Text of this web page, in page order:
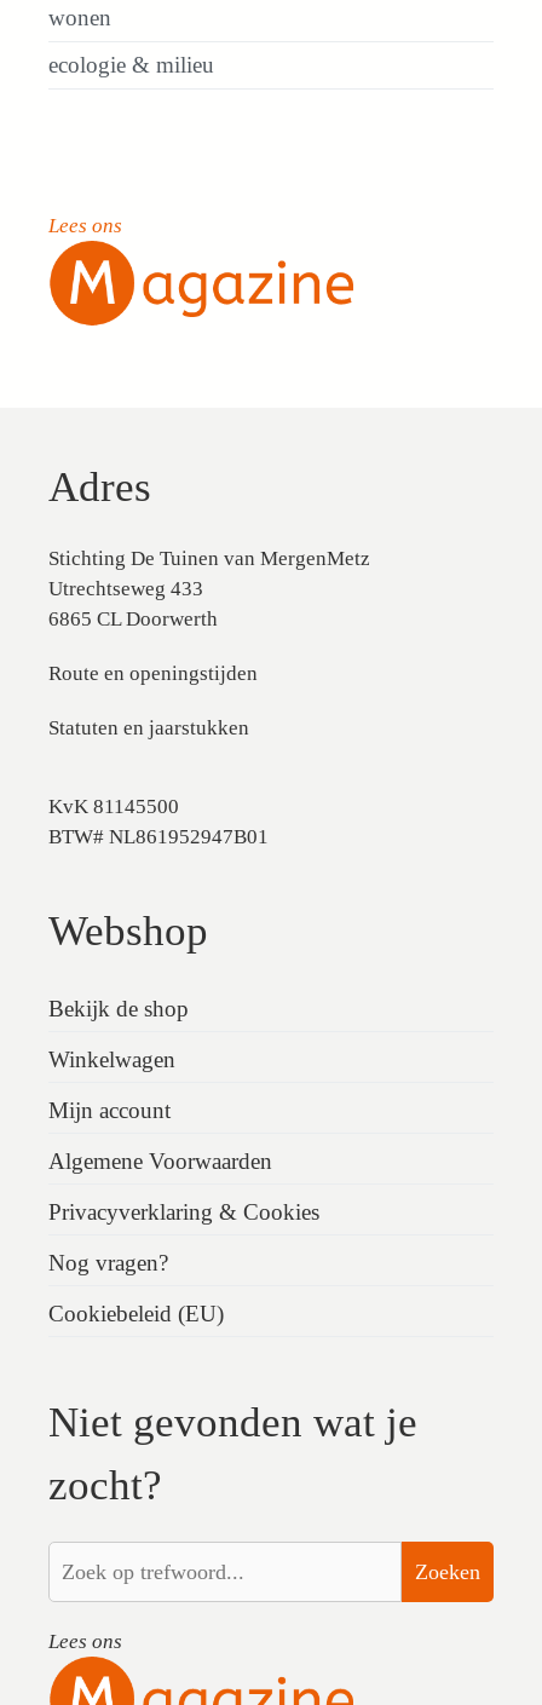
wonen
ecologie & milieu
Lees ons
Adres
Stichting De Tuinen van MergenMetz
Utrechtseweg 433
6865 CL Doorwerth
Route en openingstijden
Statuten en jaarstukken
KvK 81145500
BTW# NL861952947B01
Webshop
Bekijk de shop
Winkelwagen
Mijn account
Algemene Voorwaarden
Privacyverklaring & Cookies
Nog vragen?
Cookiebeleid (EU)
Niet gevonden wat je
zocht?
Zoeken
Lees ons